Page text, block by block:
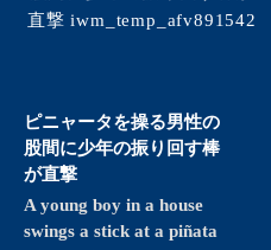
ピニャータを操る男性の
股間に少年の振り回す棒
が直撃
A young boy in a house
swings a stick at a piñata